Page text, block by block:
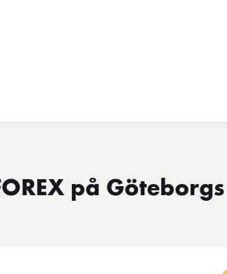
på Göteborgs